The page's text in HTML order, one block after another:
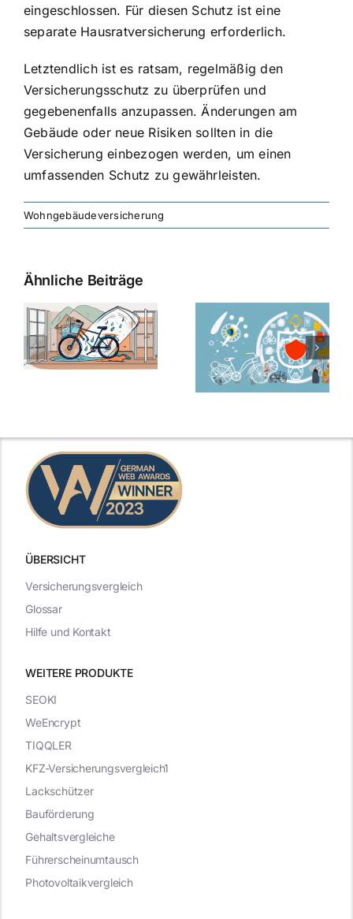
eingeschlossen. Für diesen Schutz ist eine
separate Hausratversicherung erforderlich.
Letztendlich ist es ratsam, regelmäßig den
Versicherungsschutz zu überprüfen und
gegebenenfalls anzupassen. Änderungen am
Gebäude oder neue Risiken sollten in die
Versicherung einbezogen werden, um einen
umfassenden Schutz zu gewährleisten.
Wohngebäudeversicherung
Ähnliche Beiträge
ÜBERSICHT
WEITERE PRODUKTE
Versicherungsvergleich
Glossar
Hilfe und Kontakt
SEOKI
WeEncrypt
TIQQLER
KFZ-Versicherungsvergleich1
Lackschützer
Bauförderung
Gehaltsvergleiche
Führerscheinumtausch
Photovoltaikvergleich